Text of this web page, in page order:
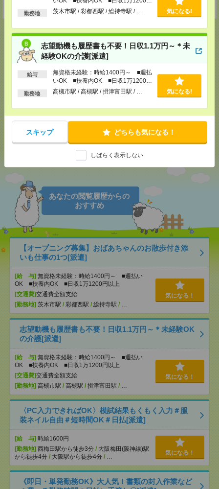
以上
勤務地 茨木市駅 / 彩都西駅 / 総持寺駅 / … 気になる!
志望動機も履歴書も不要！日収1.1万円～＊未
経験OKの介護[派遣]
給与
無資格未経験：時給1400円～ ■週払
いOK ■扶養内OK ■日収1万1200円
以上
勤務地 高槻市駅 / 高槻駅 / 摂津富田駅 / … 気になる!
スキップ どちらも気になる！
しばらく表示しない
★今ならご来社登録でQUOカード2000円分をプレゼント中★
応募ページへ
気になる！ 電話応募
ツイート
あなたの閲覧履歴からの
おすすめ
【オープニング募集】おばあちゃんのお散歩付き添
いも仕事の1つ[派遣]
[給 与] 無資格未経験：時給1400円～ ■週払い
OK ■扶養内OK ■日収1万1200円以上
[交通費]交通費全額支給
[勤務地] 茨木市駅 / 彩都西駅 / 総持寺駅 / …
気になる！
志望動機も履歴書も不要！日収1.1万円～＊未経験OK
の介護[派遣]
[給 与] 無資格未経験：時給1400円～ ■週払い
OK ■扶養内OK ■日収1万1200円以上
[交通費]交通費全額支給
[勤務地] 高槻市駅 / 高槻駅 / 摂津富田駅 / …
気になる！
〈PC入力できればOK〉模試結果もくもく入力＃服
装ネイル自由＃短時間OK＃日払[派遣]
[給 与] 時給1600円
[勤務地] 西梅田駅から徒歩3分 / 大阪梅田(阪神線)駅
から徒歩4分 / 大阪駅から徒歩4分 / …
気になる！
《即日・単発勤務OK》大人気！書類の封入作業など